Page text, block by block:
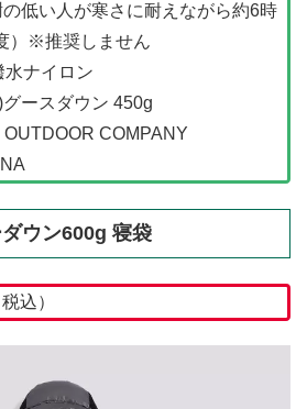
低い人が寒さに耐えながら約6時
）※推奨しません
水ナイロン
ースダウン 450g
COMPANY
ウン600g 寝袋
税込）